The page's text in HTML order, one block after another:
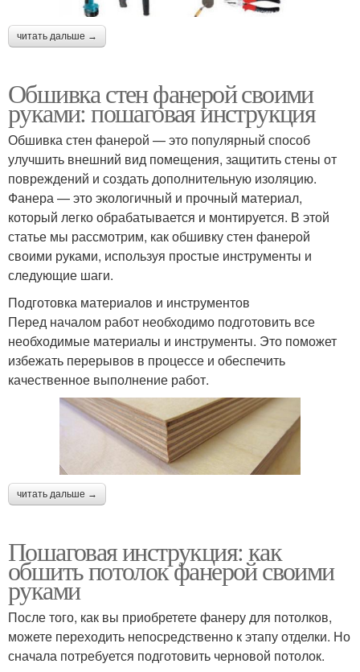
читать дальше →
Обшивка стен фанерой своими
руками: пошаговая инструкция
Обшивка стен фанерой — это популярный способ
улучшить внешний вид помещения, защитить стены от
повреждений и создать дополнительную изоляцию.
Фанера — это экологичный и прочный материал,
который легко обрабатывается и монтируется. В этой
статье мы рассмотрим, как обшивку стен фанерой
своими руками, используя простые инструменты и
следующие шаги.
Подготовка материалов и инструментов
Перед началом работ необходимо подготовить все
необходимые материалы и инструменты. Это поможет
избежать перерывов в процессе и обеспечить
качественное выполнение работ.
читать дальше →
Пошаговая инструкция: как
обшить потолок фанерой своими
руками
После того, как вы приобретете фанеру для потолков,
можете переходить непосредственно к этапу отделки. Но
сначала потребуется подготовить черновой потолок.